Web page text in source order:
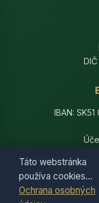
Táto webstránka
používa cookies...
Ochrana osobných
IBAN: